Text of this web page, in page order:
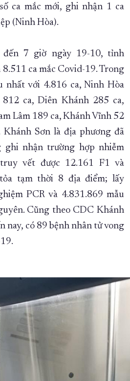
ca mắc mới, ghi nhận 1 ca
(Ninh Hòa).
7 giờ ngày 19-10, tỉnh
ca mắc Covid-19. Trong
nhất với 4.816 ca, Ninh Hòa
ca, Diên Khánh 285 ca,
Lâm 189 ca, Khánh Vĩnh 52
Khánh Sơn là địa phương đã
ghi nhận trường hợp nhiễm
vết được 12.161 F1 và
tạm thời 8 địa điểm; lấy
PCR và 4.831.869 mẫu
Cũng theo CDC Khánh
nay, có 89 bệnh nhân tử vong